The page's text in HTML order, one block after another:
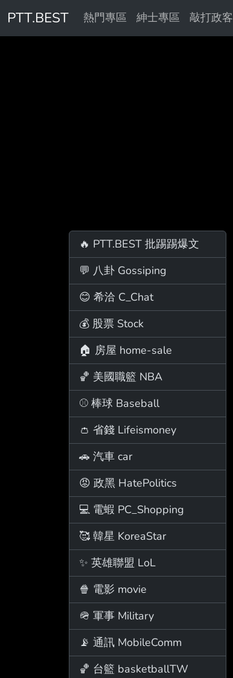
PTT.BEST 熱門專區 紳士專區 敲打政客
🔥 PTT.BEST 批踢踢爆文
💬 八卦 Gossiping
😊 希洽 C_Chat
💰 股票 Stock
🏠 房屋 home-sale
🏀 美國職籃 NBA
⚾ 棒球 Baseball
👛 省錢 Lifeismoney
🚗 汽車 car
😡 政黑 HatePolitics
💻 電蝦 PC_Shopping
🥰 韓星 KoreaStar
✨ 英雄聯盟 LoL
🍿 電影 movie
🪖 軍事 Military
📡 通訊 MobileComm
🏀 台籃 basketballTW